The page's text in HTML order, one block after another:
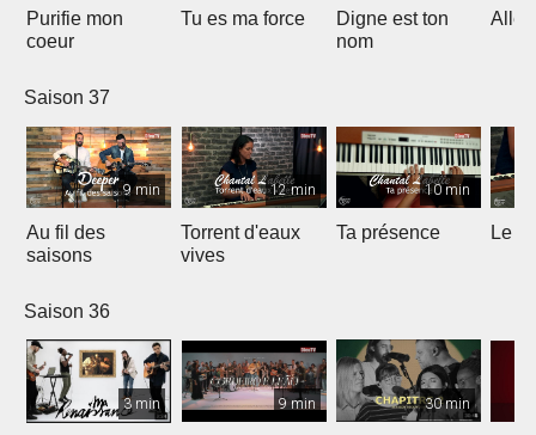
Purifie mon
coeur
Tu es ma force
Digne est ton
nom
Saison 37
9 min
Au fil des
saisons
12 min
Torrent d'eaux
vives
10 min
Ta présence Le
Saison 36
3 min 9 min 30 min